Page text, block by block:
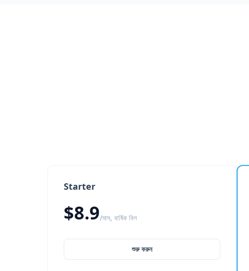
Starter
$8.9/মাস, বার্ষিক বিল
শুরু করুন